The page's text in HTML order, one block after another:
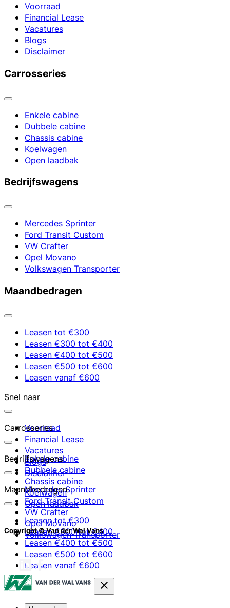
Voorraad
Financial Lease
Vacatures
Blogs
Disclaimer
Carrosseries
Enkele cabine
Dubbele cabine
Chassis cabine
Koelwagen
Open laadbak
Bedrijfswagens
Mercedes Sprinter
Ford Transit Custom
VW Crafter
Opel Movano
Volkswagen Transporter
Maandbedragen
Leasen tot €300
Leasen €300 tot €400
Leasen €400 tot €500
Leasen €500 tot €600
Leasen vanaf €600
Snel naar
Voorraad
Financial Lease
Vacatures
Blogs
Disclaimer
Carrosseries
Enkele cabine
Dubbele cabine
Chassis cabine
Koelwagen
Open laadbak
Bedrijfswagens
Mercedes Sprinter
Ford Transit Custom
VW Crafter
Opel Movano
Volkswagen Transporter
Maandbedragen
Leasen tot €300
Leasen €300 tot €400
Leasen €400 tot €500
Leasen €500 tot €600
Leasen vanaf €600
Copyright © Van der Wal Vans